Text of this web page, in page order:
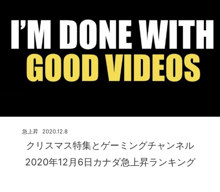
クリスマス特集とゲーミングチャンネル
2020年12月6日カナダ急上昇ランキング
2020.12.8
急上昇